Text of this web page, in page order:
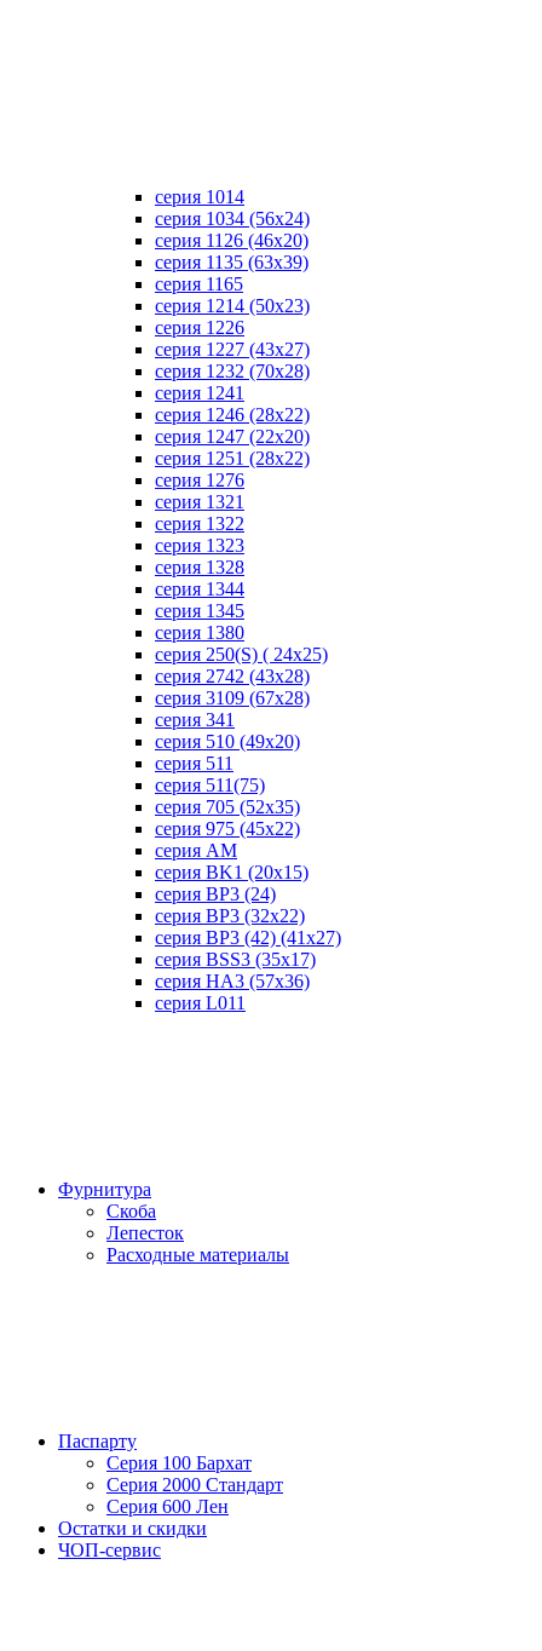
серия 1014
серия 1034 (56х24)
серия 1126 (46х20)
серия 1135 (63х39)
серия 1165
серия 1214 (50х23)
серия 1226
серия 1227 (43х27)
серия 1232 (70х28)
серия 1241
серия 1246 (28х22)
серия 1247 (22х20)
серия 1251 (28х22)
серия 1276
серия 1321
серия 1322
серия 1323
серия 1328
серия 1344
серия 1345
серия 1380
серия 250(S) ( 24х25)
серия 2742 (43х28)
серия 3109 (67х28)
серия 341
серия 510 (49х20)
серия 511
серия 511(75)
серия 705 (52х35)
серия 975 (45х22)
серия AM
серия BK1 (20х15)
серия BP3 (24)
серия BP3 (32х22)
серия BP3 (42) (41х27)
серия BSS3 (35х17)
серия HA3 (57х36)
серия L011
Фурнитура
Скоба
Лепесток
Расходные материалы
Паспарту
Серия 100 Бархат
Серия 2000 Стандарт
Серия 600 Лен
Остатки и скидки
ЧОП-сервис